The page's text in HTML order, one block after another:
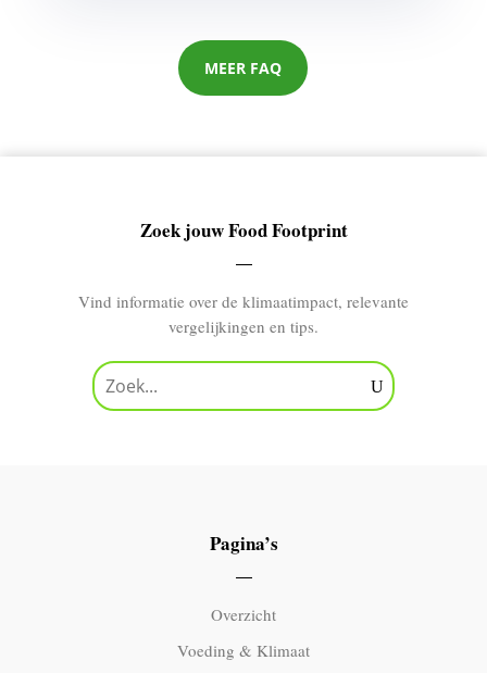
MEER FAQ
Zoek jouw Food Footprint
Vind informatie over de klimaatimpact, relevante
vergelijkingen en tips.
Pagina’s
Overzicht
Voeding & Klimaat